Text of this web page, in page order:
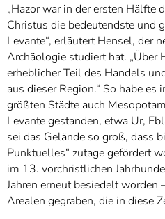
„Hazor war in der ersten Hälfte
Christus die bedeutendste und
Levante“, erläutert Hensel, der
Archäologie studiert hat. „Über
erheblicher Teil des Handels
aus dieser Region.“ So habe es
größten Städte auch
Levante gestanden, etwa Ur,
sei das Gelände so groß, dass
Punktuelles“ zutage gefördert
im 13. vorchristlichen
Jahren erneut besiedelt worden
Arealen gegraben, die in diese